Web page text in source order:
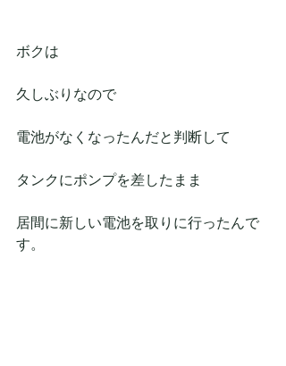
ボクは
久しぶりなので
電池がなくなったんだと判断して
タンクにポンプを差したまま
居間に新しい電池を取りに行ったんで
す。